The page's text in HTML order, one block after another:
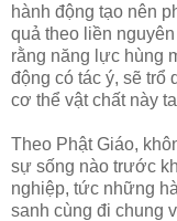
hành động tạo nên
quả theo liền
rằng năng lực hùng
động có tác ý, sẽ trổ
cơ thể vật chất này
Theo Phật Giáo,
sự sống nào trước
nghiệp, tức những
sanh cùng đi chung